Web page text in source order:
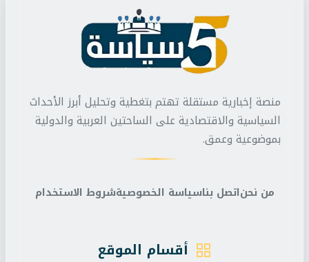
منصة إخبارية مستقلة تهتم بتغطية وتحليل أبرز الأحداث
السياسية والاقتصادية على الساحتين العربية والدولية
بموضوعية وعمق.
من نحناتصل بناسياسة الخصوصيةشروط الاستخدام
أقسام الموقع